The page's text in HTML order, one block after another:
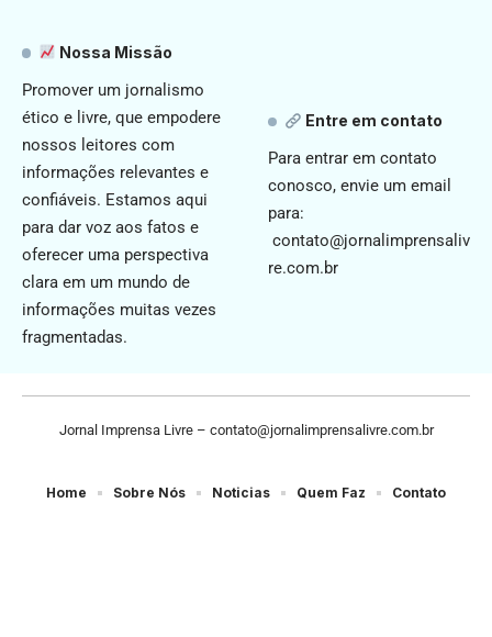
Nossa Missão
Promover um jornalismo
ético e livre, que empodere
nossos leitores com
informações relevantes e
confiáveis. Estamos aqui
para dar voz aos fatos e
oferecer uma perspectiva
clara em um mundo de
informações muitas vezes
fragmentadas.
Entre em contato
Para entrar em contato
conosco, envie um email
para:
contato@jornalimprensaliv
re.com.br
Jornal Imprensa Livre – contato@jornalimprensalivre.com.br
Home Sobre Nós Noticias Quem Faz Contato